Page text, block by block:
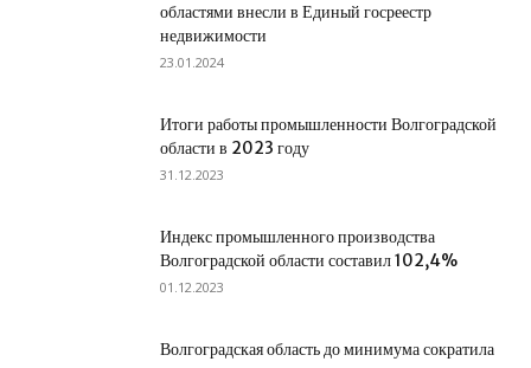
областями внесли в Единый госреестр
недвижимости
23.01.2024
Итоги работы промышленности Волгоградской
области в 2023 году
31.12.2023
Индекс промышленного производства
Волгоградской области составил 102,4%
01.12.2023
Волгоградская область до минимума сократила